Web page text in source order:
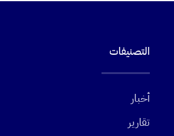
التصنيفات
أخبار
تقارير